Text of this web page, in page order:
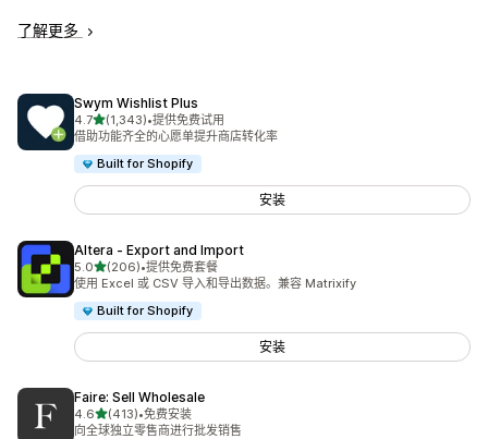
了解更多
Swym Wishlist Plus
4.7星（满分 5 星）
(1,343)
总共 1343 条评论
•提供免费试用
借助功能齐全的心愿单提升商店转化率
Built for Shopify
安装
Altera ‑ Export and Import
5.0星（满分 5 星）
(206)
总共 206 条评论
•提供免费套餐
使用 Excel 或 CSV 导入和导出数据。兼容 Matrixify
Built for Shopify
安装
Faire: Sell Wholesale
4.6星（满分 5 星）
(413)
总共 413 条评论
•免费安装
向全球独立零售商进行批发销售